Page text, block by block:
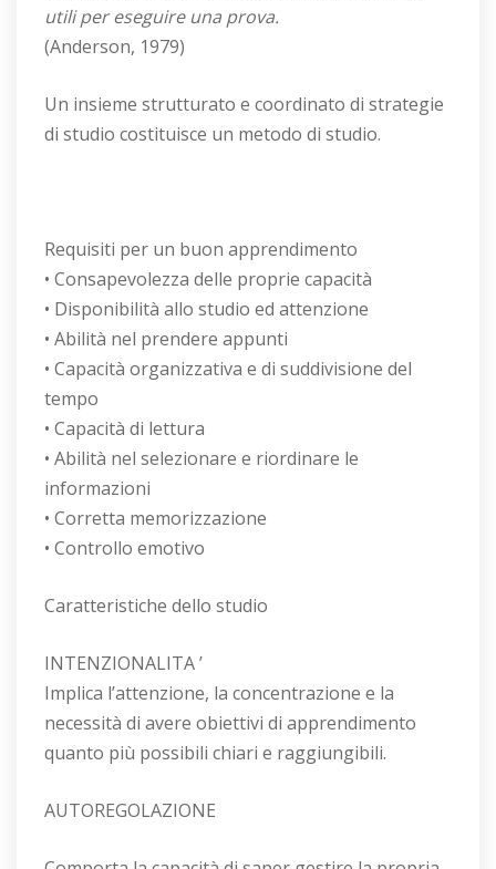
utiliper eseguire una prova.
(Anderson, 1979)
Un insieme strutturato e coordinato di strategie
di studio costituisce un metodo di studio.
Requisiti per un buon apprendimento
• Consapevolezza delle proprie capacità
• Disponibilità allo studio ed attenzione
• Abilità nel prendere appunti
• Capacità organizzativa e di suddivisione del
tempo
• Capacità di lettura
• Abilità nel selezionare e riordinare le
informazioni
• Corretta memorizzazione
• Controllo emotivo
Caratteristiche dello studio
INTENZIONALITA ’
Implica l’attenzione, la concentrazione e la
necessità di avere obiettivi di apprendimento
quanto più possibili chiari e raggiungibili.
AUTOREGOLAZIONE